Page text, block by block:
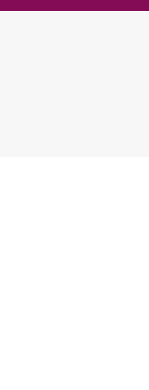
Pārlekt